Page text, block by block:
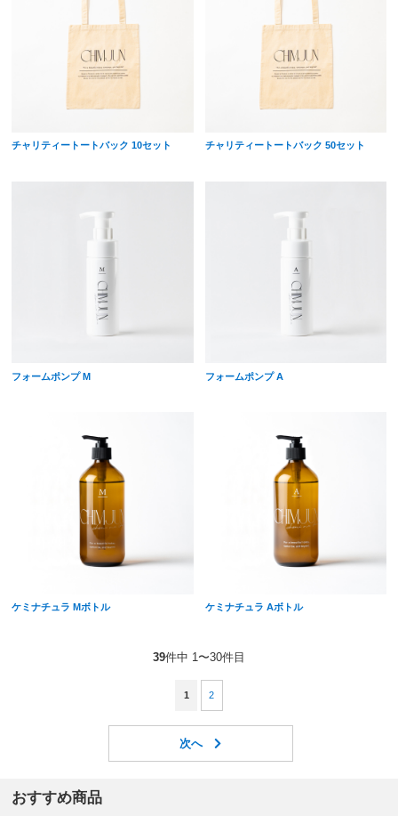
チャリティートートバック 10セット チャリティートートバック 50セット
フォームポンプ M フォームポンプ A
ケミナチュラ Mボトル ケミナチュラ Aボトル
39件中 1〜30件目
1 2
おすすめ商品